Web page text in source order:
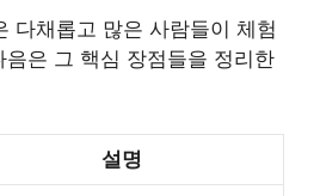
다채롭고 많은 사람들이 체험
은 그 핵심 장점들을 정리한
설명